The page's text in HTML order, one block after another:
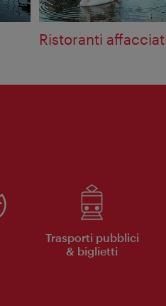
Ristoranti
Trasporti pubblici
& biglietti